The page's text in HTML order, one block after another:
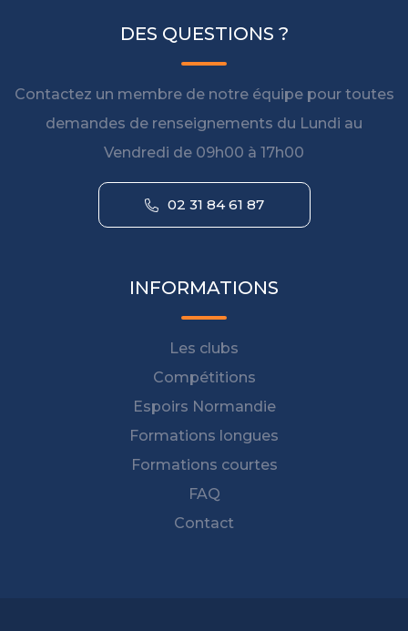
DES QUESTIONS ?
Contactez un membre de notre équipe pour toutes
demandes de renseignements du Lundi au
Vendredi de 09h00 à 17h00
02 31 84 61 87
INFORMATIONS
Les clubs
Compétitions
Espoirs Normandie
Formations longues
Formations courtes
FAQ
Contact